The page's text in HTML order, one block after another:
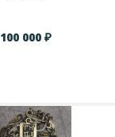
100 000₽